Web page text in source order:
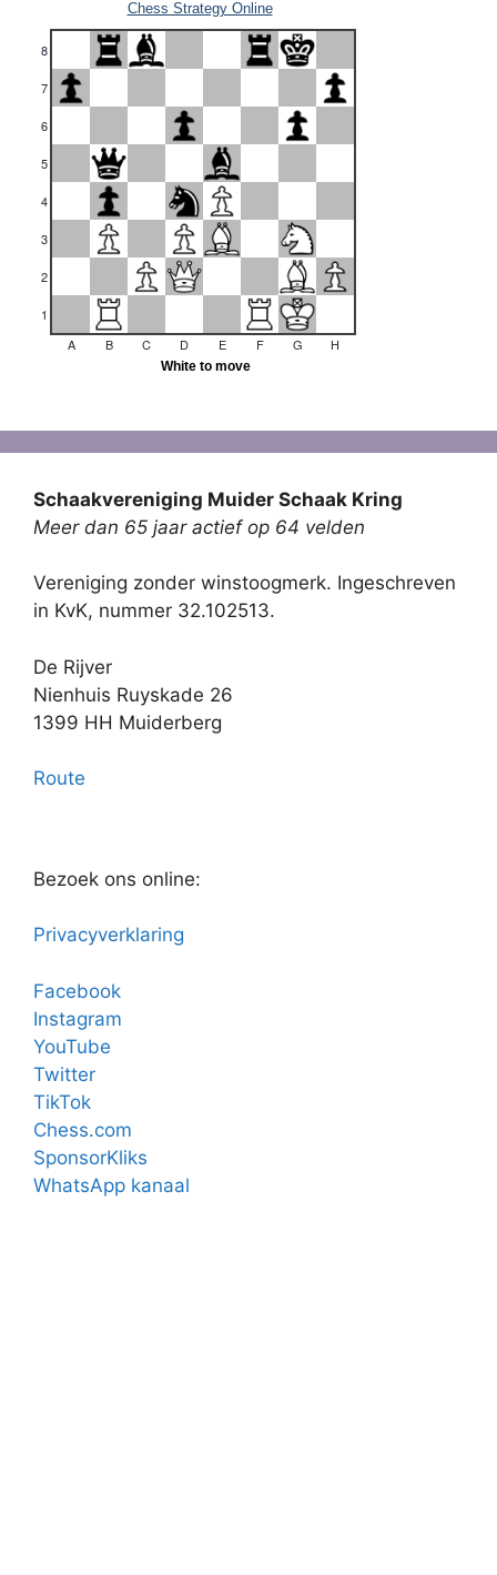
Schaakvereniging Muider Schaak Kring
Meer dan 65 jaar actief op 64 velden
Vereniging zonder winstoogmerk. Ingeschreven
in KvK, nummer 32.102513.
De Rijver
Nienhuis Ruyskade 26
1399 HH Muiderberg
Route
Bezoek ons online:
Privacyverklaring
Facebook
Instagram
YouTube
Twitter
TikTok
Chess.com
SponsorKliks
WhatsApp kanaal